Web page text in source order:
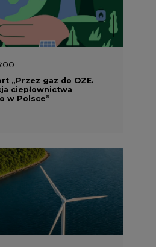
„Przez gaz do OZE.
ciepłownictwa
w Polsce”